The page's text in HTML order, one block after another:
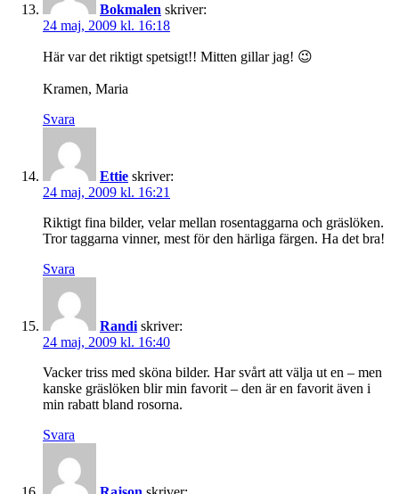
Bokmalen skriver:
24 maj, 2009 kl. 16:18
Här var det riktigt spetsigt!! Mitten gillar jag! 😉
Kramen, Maria
Svara
Ettie skriver:
24 maj, 2009 kl. 16:21
Riktigt fina bilder, velar mellan rosentaggarna och gräslöken.
Tror taggarna vinner, mest för den härliga färgen. Ha det bra!
Svara
Randi skriver:
24 maj, 2009 kl. 16:40
Vacker triss med sköna bilder. Har svårt att välja ut en – men
kanske gräslöken blir min favorit – den är en favorit även i
min rabatt bland rosorna.
Svara